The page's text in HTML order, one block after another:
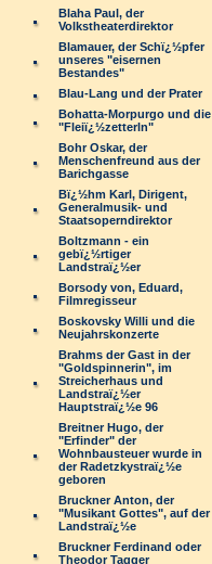
Blaha Paul, der
Volkstheaterdirektor
Blamauer, der Schï¿½pfer
unseres "eisernen
Bestandes"
Blau-Lang und der Prater
Bohatta-Morpurgo und die
"Fleiï¿½zetterln"
Bohr Oskar, der
Menschenfreund aus der
Barichgasse
Bï¿½hm Karl, Dirigent,
Generalmusik- und
Staatsoperndirektor
Boltzmann - ein
gebï¿½rtiger
Landstraï¿½er
Borsody von, Eduard,
Filmregisseur
Boskovsky Willi und die
Neujahrskonzerte
Brahms der Gast in der
"Goldspinnerin", im
Streicherhaus und
Landstraï¿½er
Hauptstraï¿½e 96
Breitner Hugo, der
"Erfinder" der
Wohnbausteuer wurde in
der Radetzkystraï¿½e
geboren
Bruckner Anton, der
"Musikant Gottes", auf der
Landstraï¿½e
Bruckner Ferdinand oder
Theodor Tagger